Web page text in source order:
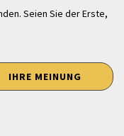
Seien Sie der Erste,
IHRE MEINUNG